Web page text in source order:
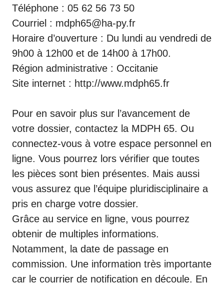
Téléphone : 05 62 56 73 50
Courriel : mdph65@ha-py.fr
Horaire d’ouverture : Du lundi au vendredi de
9h00 à 12h00 et de 14h00 à 17h00.
Région administrative : Occitanie
Site internet : http://www.mdph65.fr
Pour en savoir plus sur l’avancement de
votre dossier, contactez la MDPH 65. Ou
connectez-vous à votre espace personnel en
ligne. Vous pourrez lors vérifier que toutes
les pièces sont bien présentes. Mais aussi
vous assurez que l’équipe pluridisciplinaire a
pris en charge votre dossier.
Grâce au service en ligne, vous pourrez
obtenir de multiples informations.
Notamment, la date de passage en
commission. Une information très importante
car le courrier de notification en découle. En